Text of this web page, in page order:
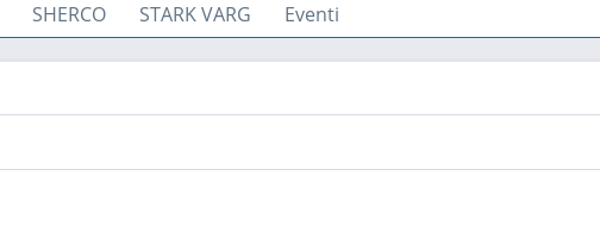
SHERCO STARK VARG Eventi